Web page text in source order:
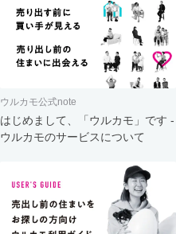
ウルカモ公式note
はじめまして、「ウルカモ」です -
ウルカモのサービスについて